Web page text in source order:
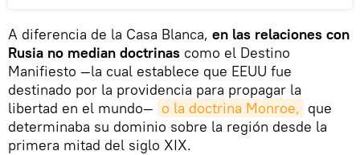
A diferencia de la Casa Blanca, en las relaciones con
Rusia no median doctrinas como el Destino
Manifiesto —la cual establece que EEUU fue
destinado por la providencia para propagar la
libertad en el mundo— o la doctrina Monroe, que
determinaba su dominio sobre la región desde la
primera mitad del siglo XIX.